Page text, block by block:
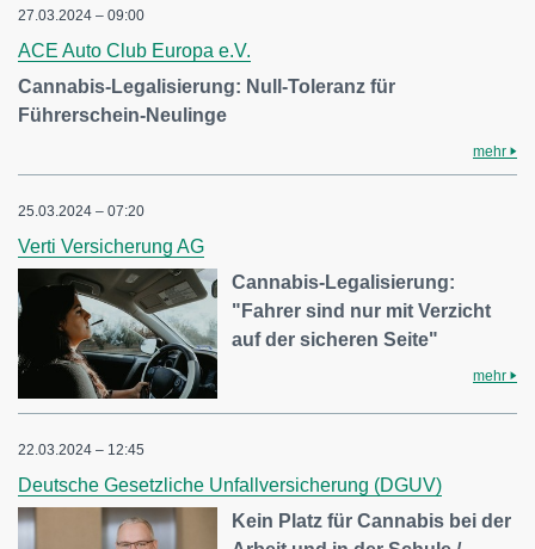
27.03.2024 – 09:00
ACE Auto Club Europa e.V.
Cannabis-Legalisierung: Null-Toleranz für
Führerschein-Neulinge
mehr
25.03.2024 – 07:20
Verti Versicherung AG
Cannabis-Legalisierung:
"Fahrer sind nur mit Verzicht
auf der sicheren Seite"
mehr
22.03.2024 – 12:45
Deutsche Gesetzliche Unfallversicherung (DGUV)
Kein Platz für Cannabis bei der